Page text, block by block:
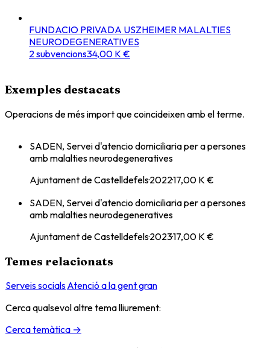
FUNDACIO PRIVADA USZHEIMER MALALTIES
NEURODEGENERATIVES
2 subvencions34,00 K €
Exemples destacats
Operacions de més import que coincideixen amb el terme.
SADEN, Servei d'atencio domiciliaria per a persones
amb malalties neurodegeneratives
Ajuntament de Castelldefels·2022·17,00 K €
SADEN, Servei d'atencio domiciliaria per a persones
amb malalties neurodegeneratives
Ajuntament de Castelldefels·2023·17,00 K €
Temes relacionats
Serveis socialsAtenció a la gent gran
Cerca qualsevol altre tema lliurement:
Cerca temàtica →